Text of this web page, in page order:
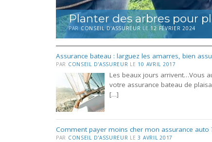
Planter des arbres pour
PAR CONSEIL D'ASSUREUR LE 12 FÉVRIER 2024
Assurance bateau : larguez les amarres, bien
PAR CONSEIL D'ASSUREUR LE 10 AVRIL 2017
Les beaux jours arrivent…Vous
votre assurance bateau de
[…]
Comment payer moins cher mon assurance auto
PAR CONSEIL D'ASSUREUR LE 3 AVRIL 2017